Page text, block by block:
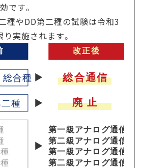
です。
種やDD第二種の試験は令和3
実施されます。